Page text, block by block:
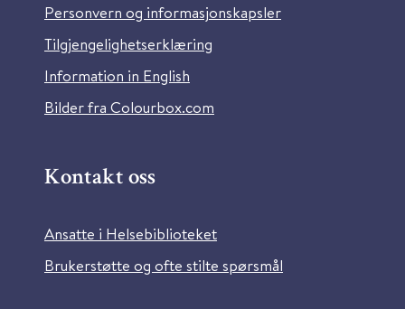
Personvern og informasjonskapsler
Tilgjengelighetserklæring
Information in English
Bilder fra Colourbox.com
Kontakt oss
Ansatte i Helsebiblioteket
Brukerstøtte og ofte stilte spørsmål